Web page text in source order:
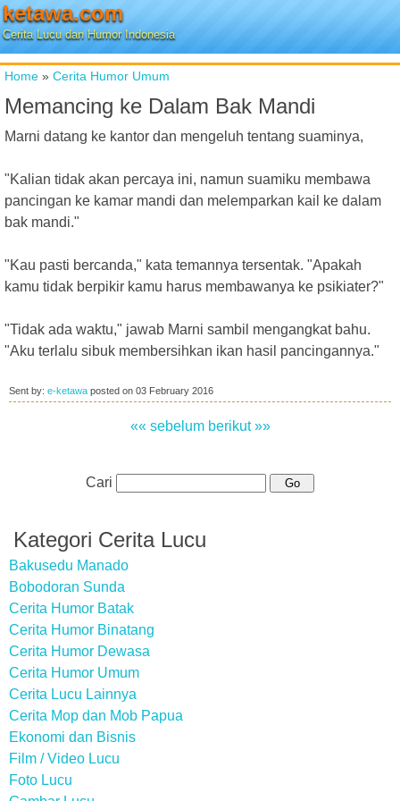
ketawa.com
Cerita Lucu dan Humor Indonesia
Home » Cerita Humor Umum
Memancing ke Dalam Bak Mandi
Marni datang ke kantor dan mengeluh tentang suaminya,
"Kalian tidak akan percaya ini, namun suamiku membawa
pancingan ke kamar mandi dan melemparkan kail ke dalam
bak mandi."
"Kau pasti bercanda," kata temannya tersentak. "Apakah
kamu tidak berpikir kamu harus membawanya ke psikiater?"
"Tidak ada waktu," jawab Marni sambil mengangkat bahu.
"Aku terlalu sibuk membersihkan ikan hasil pancingannya."
Sent by: e-ketawa posted on 03 February 2016
«« sebelum berikut »»
Cari
Kategori Cerita Lucu
Bakusedu Manado
Bobodoran Sunda
Cerita Humor Batak
Cerita Humor Binatang
Cerita Humor Dewasa
Cerita Humor Umum
Cerita Lucu Lainnya
Cerita Mop dan Mob Papua
Ekonomi dan Bisnis
Film / Video Lucu
Foto Lucu